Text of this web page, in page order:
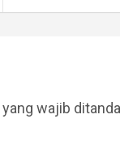
yang wajib